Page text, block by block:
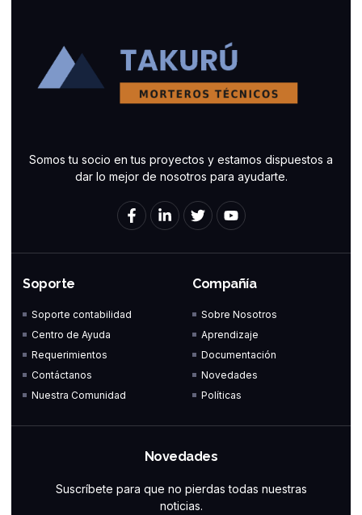
Somos tu socio en tus proyectos y estamos dispuestos a
dar lo mejor de nosotros para ayudarte.
F
a
c
e
k
-
L
i
n
k
T
w
i
t
e
r
Y
o
u
t
b
e
Soporte
Soporte contabilidad
Centro de Ayuda
Requerimientos
Contáctanos
Nuestra Comunidad
Compañía
Sobre Nosotros
Aprendizaje
Documentación
Novedades
Políticas
Novedades
Suscríbete para que no pierdas todas nuestras
noticias.